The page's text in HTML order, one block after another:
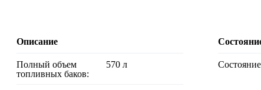
Описание
Полный объем
топливных баков:
570 л